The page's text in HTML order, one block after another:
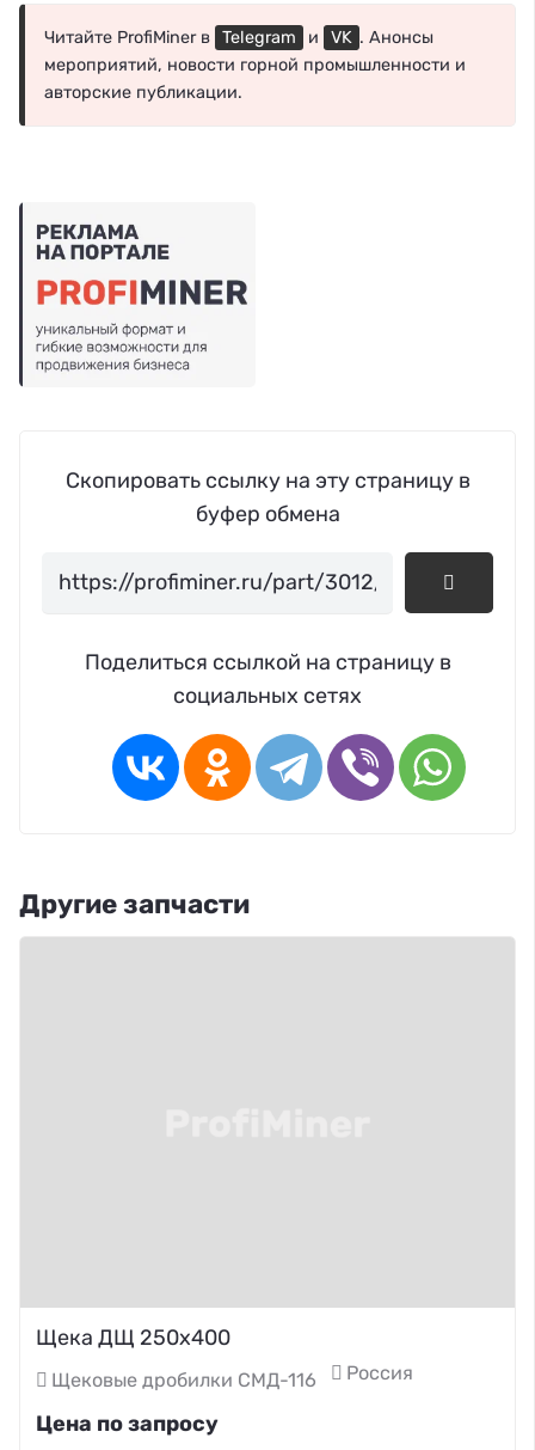
Читайте ProfiMiner в Telegram и VK . Анонсы
мероприятий, новости горной промышленности и
авторские публикации.
Скопировать ссылку на эту страницу в
буфер обмена
Поделиться ссылкой на страницу в
социальных сетях
Другие запчасти
Щека ДЩ 250х400
Щековые дробилки СМД-116 Россия
Цена по запросу